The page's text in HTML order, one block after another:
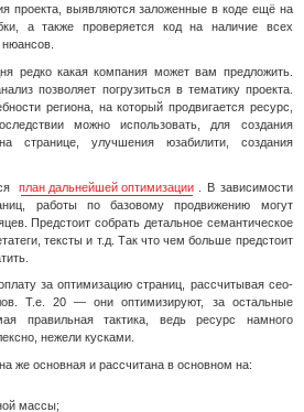
проекта, выявляются заложенные в коде ещё на
а также проверяется код на наличие всех
редко какая компания может вам предложить.
позволяет погрузиться в тематику проекта.
региона, на который продвигается ресурс,
можно использовать, для создания
странице, улучшения юзабилити, создания
план дальнейшей оптимизации
. В зависимости
работы по базовому продвижению могут
Предстоит собрать детальное семантическое
тексты и т.д. Так что чем больше предстоит
за оптимизацию страниц, рассчитывая сео-
Т.е. 20 — они оптимизируют, за остальные
правильная тактика, ведь ресурс намного
нежели кусками.
же основная и рассчитана в основном на:
массы;